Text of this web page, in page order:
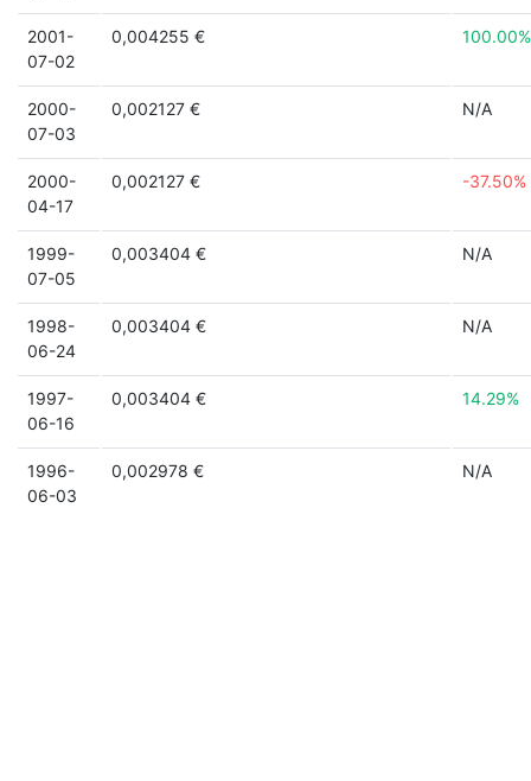
2001-
07-02
0,004255 € 100.00%
2000-
07-03
0,002127 € N/A
2000-
04-17
0,002127 € -37.50%
1999-
07-05
0,003404 € N/A
1998-
06-24
0,003404 € N/A
1997-
06-16
0,003404 € 14.29%
1996-
06-03
0,002978 € N/A